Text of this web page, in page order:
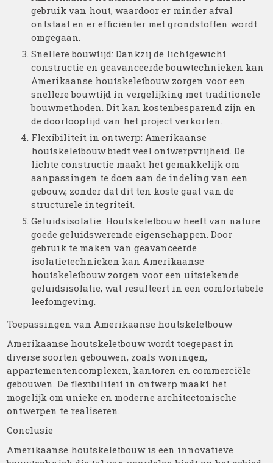
gebruik van hout, waardoor er minder afval
ontstaat en er efficiënter met grondstoffen wordt
omgegaan.
Snellere bouwtijd: Dankzij de lichtgewicht
constructie en geavanceerde bouwtechnieken kan
Amerikaanse houtskeletbouw zorgen voor een
snellere bouwtijd in vergelijking met traditionele
bouwmethoden. Dit kan kostenbesparend zijn en
de doorlooptijd van het project verkorten.
Flexibiliteit in ontwerp: Amerikaanse
houtskeletbouw biedt veel ontwerpvrijheid. De
lichte constructie maakt het gemakkelijk om
aanpassingen te doen aan de indeling van een
gebouw, zonder dat dit ten koste gaat van de
structurele integriteit.
Geluidsisolatie: Houtskeletbouw heeft van nature
goede geluidswerende eigenschappen. Door
gebruik te maken van geavanceerde
isolatietechnieken kan Amerikaanse
houtskeletbouw zorgen voor een uitstekende
geluidsisolatie, wat resulteert in een comfortabele
leefomgeving.
Toepassingen van Amerikaanse houtskeletbouw
Amerikaanse houtskeletbouw wordt toegepast in
diverse soorten gebouwen, zoals woningen,
appartementencomplexen, kantoren en commerciële
gebouwen. De flexibiliteit in ontwerp maakt het
mogelijk om unieke en moderne architectonische
ontwerpen te realiseren.
Conclusie
Amerikaanse houtskeletbouw is een innovatieve